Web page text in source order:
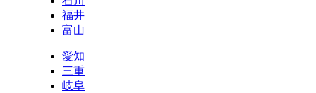
福井
富山
愛知
三重
岐阜